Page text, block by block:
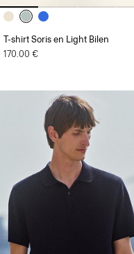
T-shirt Soris en Light Bilen
170.00 €